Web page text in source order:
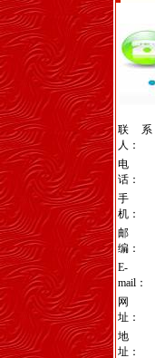
联系
人：
电
话：
手
机：
邮
编：
E-
mail：
网
址：
地
址：